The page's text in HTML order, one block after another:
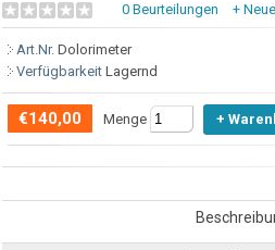
0 Beurteilungen +
Art.Nr. Dolorimeter
Verfügbarkeit Lagernd
€140,00 Menge